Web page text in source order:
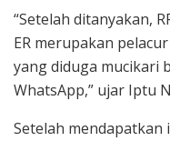
“Setelah ditanyakan,
ER merupakan
yang diduga mucikari
WhatsApp,” ujar Iptu
Setelah